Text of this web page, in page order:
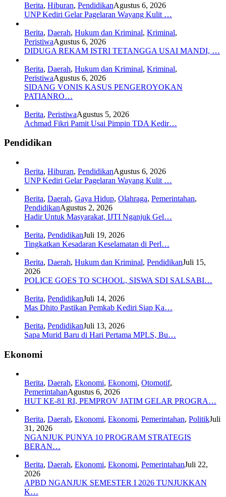
Berita, Hiburan, PendidikanAgustus 6, 2026
UNP Kediri Gelar Pagelaran Wayang Kulit …
Berita, Daerah, Hukum dan Kriminal, Kriminal,
PeristiwaAgustus 6, 2026
DIDUGA REKAM ISTRI TETANGGA USAI MANDI, …
Berita, Daerah, Hukum dan Kriminal, Kriminal,
PeristiwaAgustus 6, 2026
SIDANG VONIS KASUS PENGEROYOKAN
PATIANRO…
Berita, PeristiwaAgustus 5, 2026
Achmad Fikri Pamit Usai Pimpin TDA Kedir…
Pendidikan
Berita, Hiburan, PendidikanAgustus 6, 2026
UNP Kediri Gelar Pagelaran Wayang Kulit …
Berita, Daerah, Gaya Hidup, Olahraga, Pemerintahan,
PendidikanAgustus 2, 2026
Hadir Untuk Masyarakat, IJTI Nganjuk Gel…
Berita, PendidikanJuli 19, 2026
Tingkatkan Kesadaran Keselamatan di Perl…
Berita, Daerah, Hukum dan Kriminal, PendidikanJuli 15,
2026
POLICE GOES TO SCHOOL, SISWA SDI SALSABI…
Berita, PendidikanJuli 14, 2026
Mas Dhito Pastikan Pemkab Kediri Siap Ka…
Berita, PendidikanJuli 13, 2026
Sapa Murid Baru di Hari Pertama MPLS, Bu…
Ekonomi
Berita, Daerah, Ekonomi, Ekonomi, Otomotif,
PemerintahanAgustus 6, 2026
HUT KE-81 RI, PEMPROV JATIM GELAR PROGRA…
Berita, Daerah, Ekonomi, Ekonomi, Pemerintahan, PolitikJuli
31, 2026
NGANJUK PUNYA 10 PROGRAM STRATEGIS
BERAN…
Berita, Daerah, Ekonomi, Ekonomi, PemerintahanJuli 22,
2026
APBD NGANJUK SEMESTER I 2026 TUNJUKKAN
K…